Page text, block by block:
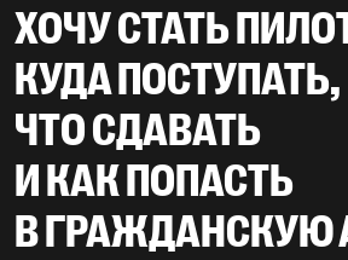
ХОЧУ СТАТЬ
КУДА ПОСТУПАТЬ,
ЧТО СДАВАТЬ
И КАК ПОПАСТЬ
В